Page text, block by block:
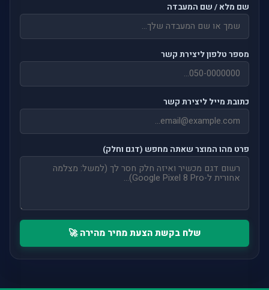
שם מלא / שם המעבדה
מספר טלפון ליצירת קשר
כתובת מייל ליצירת קשר
פרט מהו המוצר שאתה מחפש (דגם וחלק)
שלח בקשת הצעת מחיר מהירה 🚀